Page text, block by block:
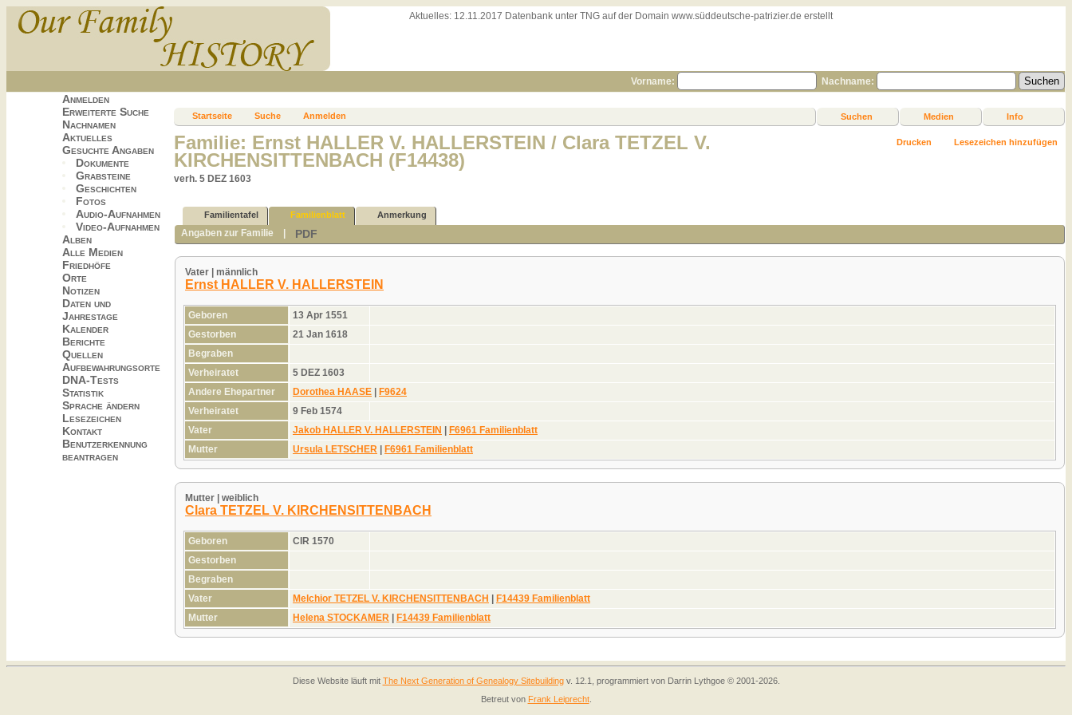
Aktuelles: 12.11.2017 Datenbank unter TNG auf der Domain www.süddeutsche-patrizier.de erstellt
Vorname: Nachname:
Anmelden
Erweiterte Suche
Nachnamen
Aktuelles
Gesuchte Angaben
Dokumente
Grabsteine
Geschichten
Fotos
Audio-Aufnahmen
Video-Aufnahmen
Alben
Alle Medien
Friedhöfe
Orte
Notizen
Daten und
Jahrestage
Kalender
Berichte
Quellen
Aufbewahrungsorte
DNA-Tests
Statistik
Sprache ändern
Lesezeichen
Kontakt
Benutzerkennung
beantragen
Startseite Suche Anmelden Suchen Medien Info
Drucken Lesezeichen hinzufügen
Familie: Ernst HALLER V. HALLERSTEIN / Clara TETZEL V.
KIRCHENSITTENBACH (F14438)
verh. 5 DEZ 1603
Familientafel Familienblatt Anmerkung
Angaben zur Familie PDF
Vater | männlich
Ernst HALLER V. HALLERSTEIN
Geboren
13 Apr 1551
Gestorben
21 Jan 1618
Begraben
Verheiratet
5 DEZ 1603
Andere Ehepartner
Dorothea HAASE | F9624
Verheiratet
9 Feb 1574
Vater
Jakob HALLER V. HALLERSTEIN | F6961 Familienblatt
Mutter
Ursula LETSCHER | F6961 Familienblatt
Mutter | weiblich
Clara TETZEL V. KIRCHENSITTENBACH
Geboren
CIR 1570
Gestorben
Begraben
Vater
Melchior TETZEL V. KIRCHENSITTENBACH | F14439 Familienblatt
Mutter
Helena STOCKAMER | F14439 Familienblatt
Diese Website läuft mit The Next Generation of Genealogy Sitebuildingv. 12.1, programmiert von Darrin Lythgoe © 2001-2026.
Betreut von Frank Leiprecht.